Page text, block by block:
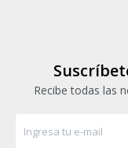
Recibe todas las